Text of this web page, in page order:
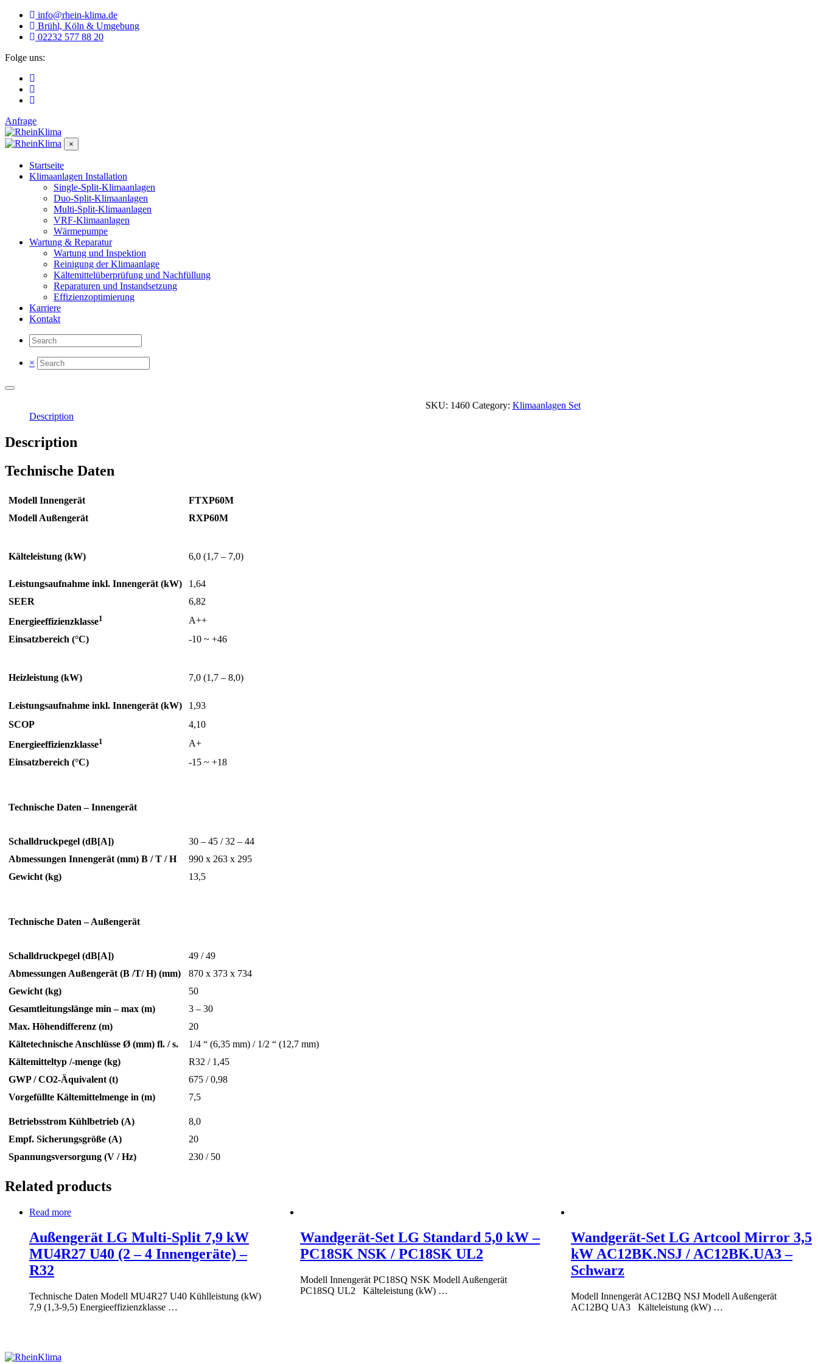
info@rhein-klima.de
Brühl, Köln & Umgebung
02232 577 88 20
Folge uns:
Anfrage
×
Startseite
Klimaanlagen Installation
Single-Split-Klimaanlagen
Duo-Split-Klimaanlagen
Multi-Split-Klimaanlagen
VRF-Klimaanlagen
Wärmepumpe
Wartung & Reparatur
Wartung und Inspektion
Reinigung der Klimaanlage
Kältemittelüberprüfung und Nachfüllung
Reparaturen und Instandsetzung
Effizienzoptimierung
Karriere
Kontakt
×
SKU: 1460 Category: Klimaanlagen Set
Description
Description
Technische Daten
Modell Innengerät
FTXP60M
Modell Außengerät
RXP60M
Kälteleistung (kW) 6,0 (1,7 – 7,0)
Leistungsaufnahme inkl. Innengerät (kW)
1,64
SEER
6,82
Energieeffizienzklasse1
A++
Einsatzbereich (°C)
-10 ~ +46
Heizleistung (kW) 7,0 (1,7 – 8,0)
Leistungsaufnahme inkl. Innengerät (kW)
1,93
SCOP
4,10
Energieeffizienzklasse1
A+
Einsatzbereich (°C)
-15 ~ +18
Technische Daten – Innengerät
Schalldruckpegel (dB[A])
30 – 45 / 32 – 44
Abmessungen Innengerät (mm) B / T / H
990 x 263 x 295
Gewicht (kg)
13,5
Technische Daten – Außengerät
Schalldruckpegel (dB[A])
49 / 49
Abmessungen Außengerät (B /T/ H) (mm)
870 x 373 x 734
Gewicht (kg)
50
Gesamtleitungslänge min – max (m)
3 – 30
Max. Höhendifferenz (m)
20
Kältetechnische Anschlüsse Ø (mm) fl. / s.
1/4 “ (6,35 mm) / 1/2 “ (12,7 mm)
Kältemitteltyp /-menge (kg)
R32 / 1,45
GWP / CO2-Äquivalent (t)
675 / 0,98
Vorgefüllte Kältemittelmenge in (m)
7,5
Betriebsstrom Kühlbetrieb (A)
8,0
Empf. Sicherungsgröße (A)
20
Spannungsversorgung (V / Hz)
230 / 50
Related products
Read more
Außengerät LG Multi-Split 7,9 kW
MU4R27 U40 (2 – 4 Innengeräte) –
R32
Technische Daten Modell MU4R27 U40 Kühlleistung (kW)
7,9 (1,3-9,5) Energieeffizienzklasse …
Wandgerät-Set LG Standard 5,0 kW –
PC18SK NSK / PC18SK UL2
Modell Innengerät PC18SQ NSK Modell Außengerät
PC18SQ UL2 Kälteleistung (kW) …
Wandgerät-Set LG Artcool Mirror 3,5
kW AC12BK.NSJ / AC12BK.UA3 –
Schwarz
Modell Innengerät AC12BQ NSJ Modell Außengerät
AC12BQ UA3 Kälteleistung (kW) …